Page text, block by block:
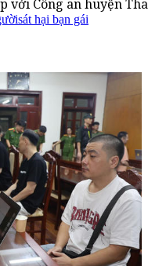
với Công an huyện
sát hại bạn gái